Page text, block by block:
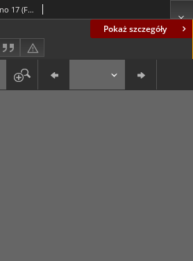
Pokaż szczegóły
Niederschlesisches Tageblatt, no 17 (Freitag, den 21. Januar 1887)